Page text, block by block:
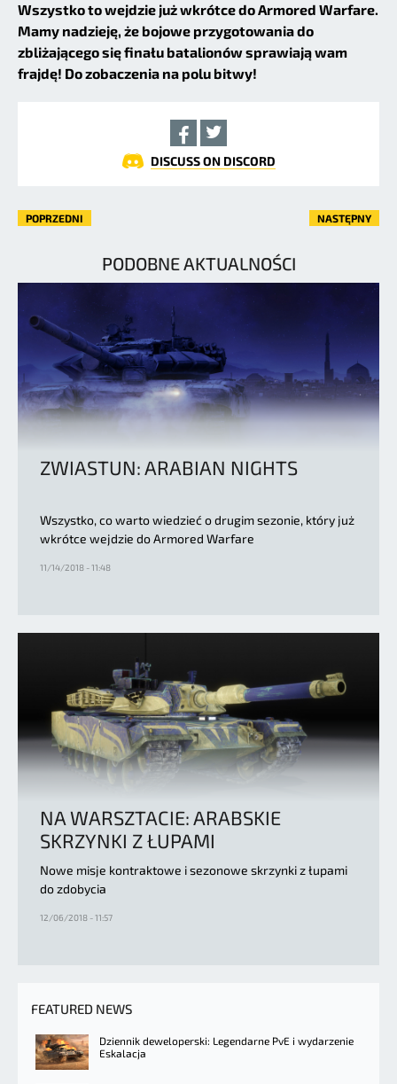
Wszystko to wejdzie już wkrótce do Armored Warfare.
Mamy nadzieję, że bojowe przygotowania do
zbliżającego się finału batalionów sprawiają wam
frajdę! Do zobaczenia na polu bitwy!
DISCUSS ON DISCORD
POPRZEDNI NASTĘPNY
PODOBNE AKTUALNOŚCI
ZWIASTUN: ARABIAN NIGHTS
Wszystko, co warto wiedzieć o drugim sezonie, który już
wkrótce wejdzie do Armored Warfare
11/14/2018 - 11:48
NA WARSZTACIE: ARABSKIE
SKRZYNKI Z ŁUPAMI
Nowe misje kontraktowe i sezonowe skrzynki z łupami
do zdobycia
12/06/2018 - 11:57
FEATURED NEWS
Dziennik deweloperski: Legendarne PvE i wydarzenie
Eskalacja